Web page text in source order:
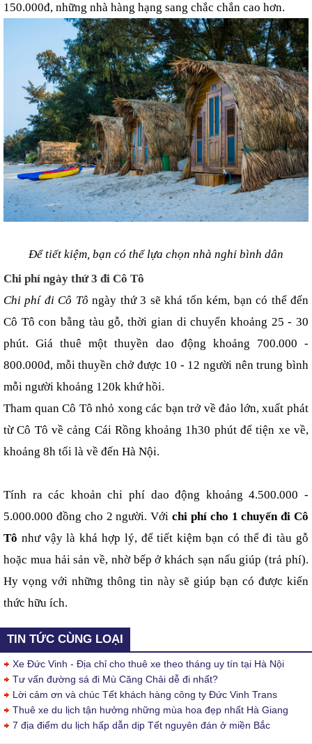
150.000đ, những nhà hàng hạng sang chắc chắn cao hơn.
Để tiết kiệm, bạn có thể lựa chọn nhà nghỉ bình dân
Chi phí ngày thứ 3 đi Cô Tô
Chi phí đi Cô Tô ngày thứ 3 sẽ khá tốn kém, bạn có thể đến
Cô Tô con bằng tàu gỗ, thời gian di chuyển khoảng 25 - 30
phút. Giá thuê một thuyền dao động khoảng 700.000 -
800.000đ, mỗi thuyền chở được 10 - 12 người nên trung bình
mỗi người khoảng 120k khứ hồi.
Tham quan Cô Tô nhỏ xong các bạn trở về đảo lớn, xuất phát
từ Cô Tô về cảng Cái Rồng khoảng 1h30 phút để tiện xe về,
khoảng 8h tối là về đến Hà Nội.
Tính ra các khoản chi phí dao động khoảng 4.500.000 -
5.000.000 đồng cho 2 người. Với chi phí cho 1 chuyến đi Cô
Tô như vậy là khá hợp lý, để tiết kiệm bạn có thể đi tàu gỗ
hoặc mua hải sản về, nhờ bếp ở khách sạn nấu giúp (trả phí).
Hy vọng với những thông tin này sẽ giúp bạn có được kiến
thức hữu ích.
TIN TỨC CÙNG LOẠI
Xe Đức Vinh - Địa chỉ cho thuê xe theo tháng uy tín tại Hà Nội
Tư vấn đường sá đi Mù Căng Chải dễ đi nhất?
Lời cảm ơn và chúc Tết khách hàng công ty Đức Vinh Trans
Thuê xe du lịch tận hưởng những mùa hoa đẹp nhất Hà Giang
7 địa điểm du lịch hấp dẫn dịp Tết nguyên đán ở miền Bắc